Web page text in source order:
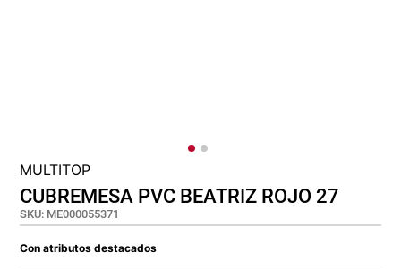
MULTITOP
CUBREMESA PVC BEATRIZ ROJO 27
SKU: ME000055371
Con atributos destacados